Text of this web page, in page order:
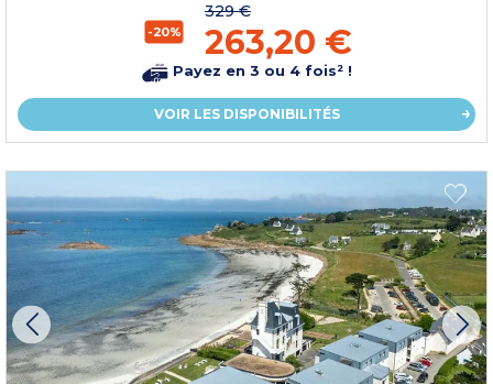
-20%
329 €
263,20 €
Payez en 3 ou 4 fois² !
VOIR LES DISPONIBILITÉS